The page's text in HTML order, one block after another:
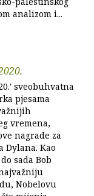
analizom i...
sveobuhvatna
pjesama
vremena,
nagrade za
Dylana. Kao
sada Bob
Nobelovu